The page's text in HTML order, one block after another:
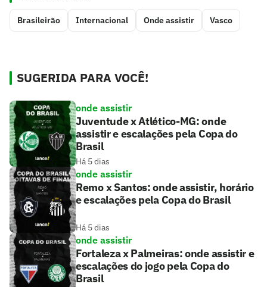
Brasileirão Internacional Onde assistir Vasco
SUGERIDA PARA VOCÊ!
onde assistir
Juventude x Atlético-MG: onde
assistir e escalações pela Copa do
Brasil
Há 5 dias
onde assistir
Remo x Santos: onde assistir, horário
e escalações pela Copa do Brasil
Há 5 dias
onde assistir
Fortaleza x Palmeiras: onde assistir e
escalações do jogo pela Copa do
Brasil